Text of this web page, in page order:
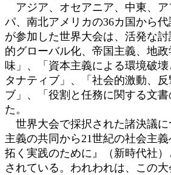
アジア、オセアニア、中東、ア
パ、南北アメリカの36カ国から
が参加した世界大会は、活発な
的グローバル化、帝国主義、地
味」、「資本主義による環境破
タナティブ」、「社会的激動、
ブ」、「役割と任務に関する文
た。
世界大会で採択された諸決議に
主義の共同から21世紀の社会主
拓く実践のために』（新時代社
されている。われわれは、この